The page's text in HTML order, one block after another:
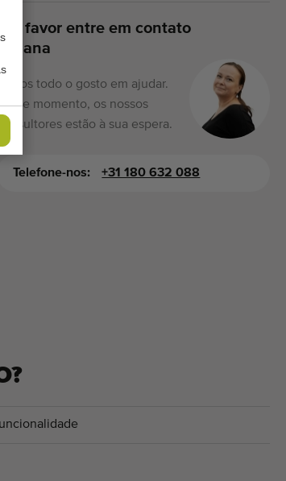
Por favor entre em contato
Tatiana
Temos todo o gosto em ajudar.
momento, os nossos
consultores estão à sua espera.
Telefone-nos: +31 180 632 088